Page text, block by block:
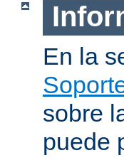
En la
sobre
puede